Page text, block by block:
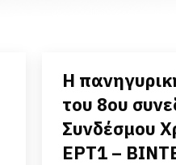
Η
του 8ου
Συνδέσμου
ΕΡΤ1 –